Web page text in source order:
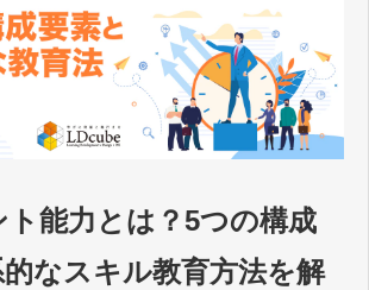
お役立ち情報
資料ダウンロード
パートナー募集
能力とは？5つの構成
なスキル教育方法を解